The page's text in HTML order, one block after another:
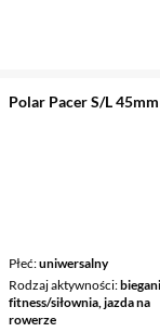
Polar Pacer S/L 45mm
Płeć uniwersalny
Rodzaj aktywności
fitness/siłownia, jazda na
rowerze